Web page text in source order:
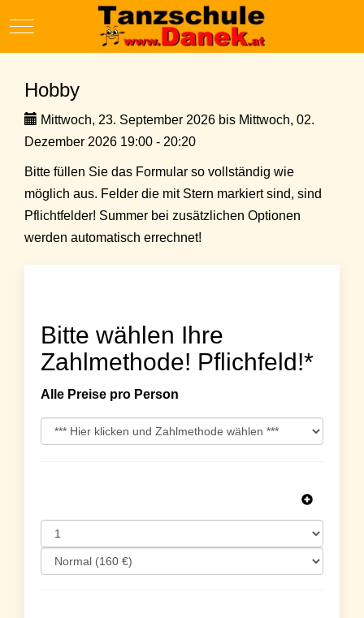
Mobile Menu Toggle
Hobby
Mittwoch, 23. September 2026 bis Mittwoch, 02.
Dezember 2026 19:00 - 20:20
Bitte füllen Sie das Formular so vollständig wie
möglich aus. Felder die mit Stern markiert sind, sind
Pflichtfelder! Summer bei zusätzlichen Optionen
werden automatisch errechnet!
Bitte wählen Ihre
Zahlmethode! Pflichfeld!*
Alle Preise pro Person